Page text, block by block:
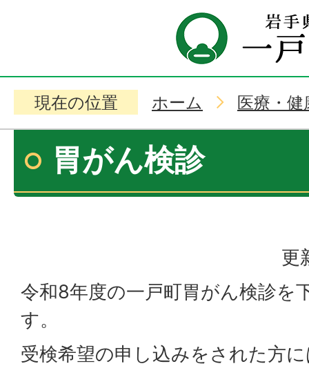
現在の位置 ホーム 医療・健
胃がん検診
更
令和8年度の一戸町胃がん検診を
す。
受検希望の申し込みをされた方